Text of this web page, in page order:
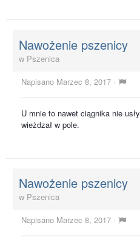
Nawożenie pszenicy
w Pszenica
Napisano Marzec 8, 2017 ·
U mnie to nawet ciągnika nie
wieżdzał w pole.
Nawożenie pszenicy
w Pszenica
Napisano Marzec 8, 2017 ·